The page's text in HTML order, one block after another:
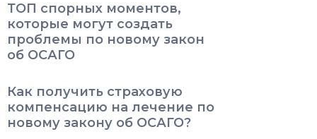
ТОП спорных моментов,
которые могут создать
проблемы по новому закон
об ОСАГО
Как получить страховую
компенсацию на лечение по
новому закону об ОСАГО?